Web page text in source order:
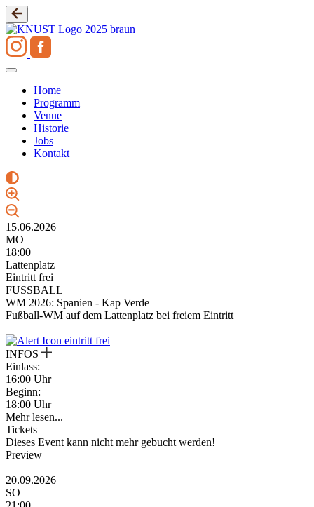
Zum
Inhalt
springen
Home
Programm
Venue
Historie
Jobs
Kontakt
15.06.2026
MO
18:00
Lattenplatz
Eintritt frei
FUSSBALL
WM 2026: Spanien - Kap Verde
Fußball-WM auf dem Lattenplatz bei freiem Eintritt
eintritt frei
INFOS
Einlass:
16:00 Uhr
Beginn:
18:00 Uhr
Mehr lesen...
Tickets
Dieses Event kann nicht mehr gebucht werden!
Preview
20.09.2026
SO